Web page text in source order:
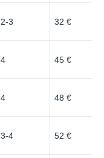
2-3 32 €
4 45 €
4 48 €
3-4 52 €